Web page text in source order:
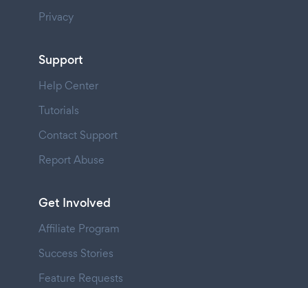
Privacy
Support
Help Center
Tutorials
Contact Support
Report Abuse
Get Involved
Affiliate Program
Success Stories
Feature Requests